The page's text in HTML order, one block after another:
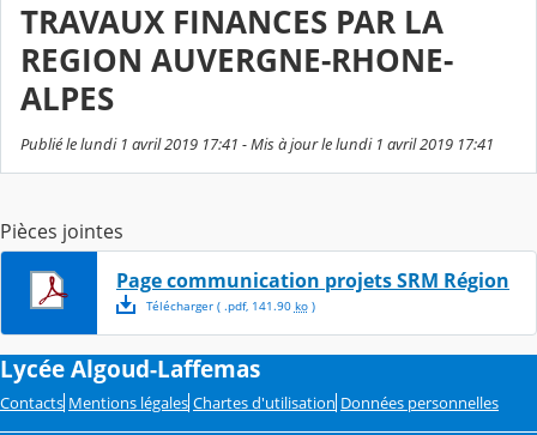
TRAVAUX FINANCES PAR LA
REGION AUVERGNE-RHONE-
ALPES
Publié le lundi 1 avril 2019 17:41 - Mis à jour le lundi 1 avril 2019 17:41
Pièces jointes
Page communication projets SRM Région
Télécharger( .pdf, 141.90 ko)
Lycée Algoud-Laffemas
Contacts Mentions légales Chartes d'utilisation Données personnelles